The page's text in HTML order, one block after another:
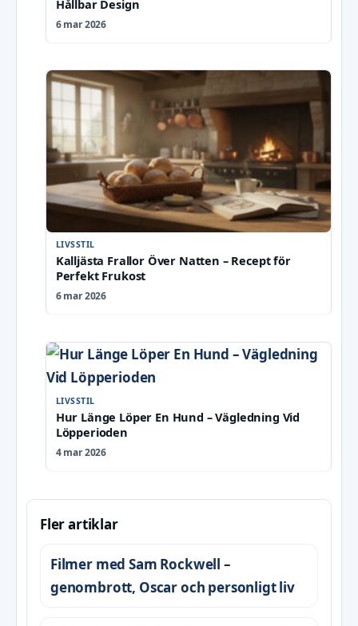
Hållbar Design
6 mar 2026
LIVSSTIL
Kalljästa Frallor Över Natten – Recept för
Perfekt Frukost
6 mar 2026
LIVSSTIL
Hur Länge Löper En Hund – Vägledning Vid
Löpperioden
4 mar 2026
Fler artiklar
Filmer med Sam Rockwell –
genombrott, Oscar och personligt liv